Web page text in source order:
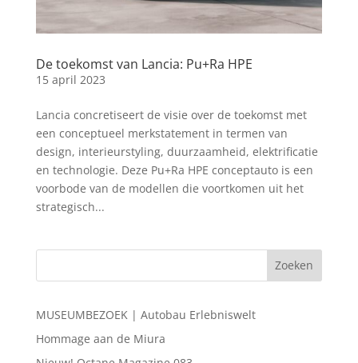
De toekomst van Lancia: Pu+Ra HPE
15 april 2023
Lancia concretiseert de visie over de toekomst met
een conceptueel merkstatement in termen van
design, interieurstyling, duurzaamheid, elektrificatie
en technologie. Deze Pu+Ra HPE conceptauto is een
voorbode van de modellen die voortkomen uit het
strategisch...
MUSEUMBEZOEK | Autobau Erlebniswelt
Hommage aan de Miura